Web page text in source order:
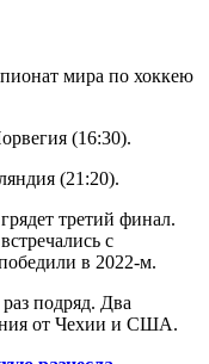
мира по хоккею
(16:30).
(21:20).
третий финал.
с
в 2022-м.
подряд. Два
от Чехии и США.